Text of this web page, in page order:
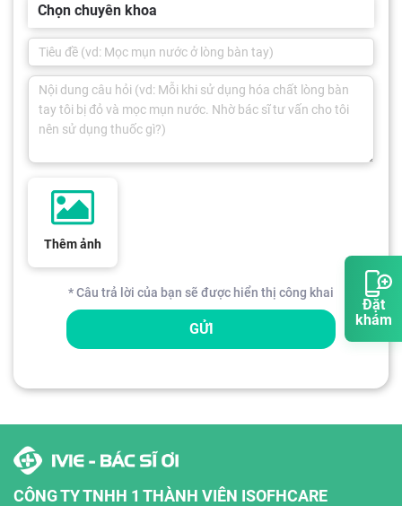
Đặt
khám
Chọn chuyên khoa
Thêm ảnh
* Câu trả lời của bạn sẽ được hiển thị công khai
GỬI
CÔNG TY TNHH 1 THÀNH VIÊN ISOFHCARE